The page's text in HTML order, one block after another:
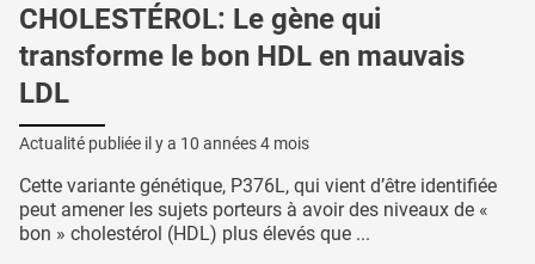
CHOLESTÉROL: Le gène qui
transforme le bon HDL en mauvais
LDL
Actualité publiée il y a 10 années 4 mois
Cette variante génétique, P376L, qui vient d’être identifiée
peut amener les sujets porteurs à avoir des niveaux de «
bon » cholestérol (HDL) plus élevés que ...